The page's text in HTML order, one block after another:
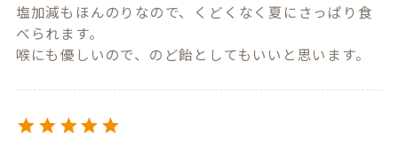
塩加減もほんのりなので、くどくなく夏にさっぱり食
べられます。
喉にも優しいので、のど飴としてもいいと思います。